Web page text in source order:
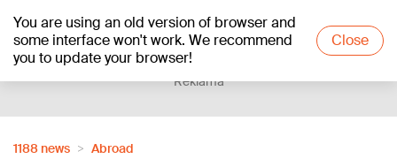
You are using an old version of browser and
some interface won't work. We recommend
you to update your browser!
Close
+19°C
Reklāma
1188 news
Abroad